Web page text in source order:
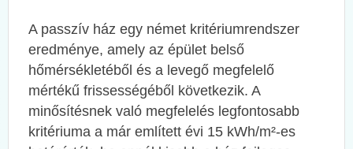
A passzív ház egy német kritériumrendszer
eredménye, amely az épület belső
hőmérsékletéből és a levegő megfelelő
mértékű frissességéből következik. A
minősítésnek való megfelelés legfontosabb
kritériuma a már említett évi 15 kWh/m²-es